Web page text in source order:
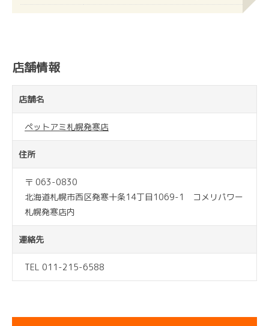
店舗情報
店舗名
ペットアミ札幌発寒店
住所
〒 063-0830
北海道札幌市西区発寒十条14丁目1069-1 コメリパワー
札幌発寒店内
連絡先
TEL 011-215-6588